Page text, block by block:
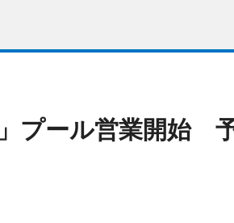
プール営業開始